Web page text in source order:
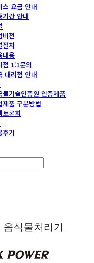
스 요금 안내
기간 안내
비전
절차
내용
점 1:1문의
대리점 안내
물기술인증원 인증제품
제품 구분방법
토론회
후기
식물처리기